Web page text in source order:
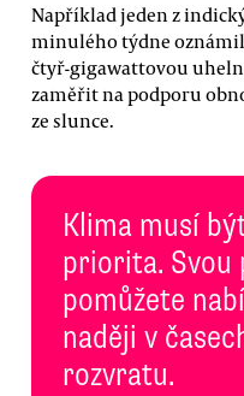
Například jeden z
minulého týdne
čtyř-gigawattovou
zaměřit na podporu
ze slunce.
Klima musí
priorita. Svou
pomůžete
naději v
rozvratu.